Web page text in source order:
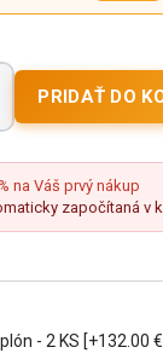
na Váš prvý nákup
započítaná v
- 2 KS [+132.00